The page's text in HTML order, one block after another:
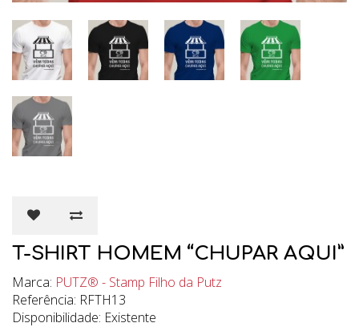
T-SHIRT HOMEM “CHUPAR AQUI”
Marca: PUTZ® - Stamp Filho da Putz
Referência: RFTH13
Disponibilidade: Existente